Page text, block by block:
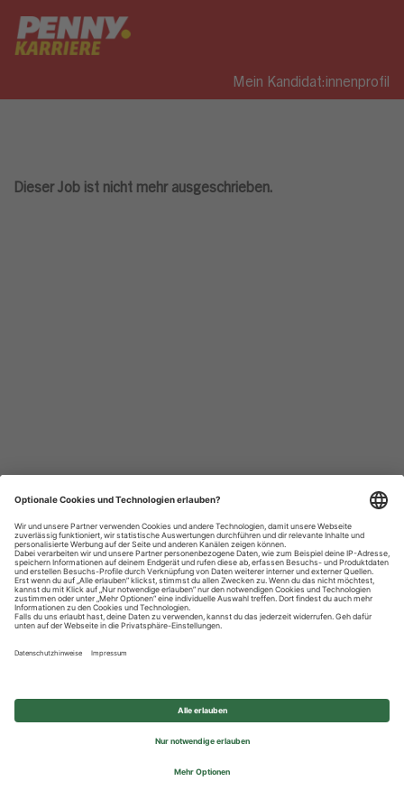
Mein Kandidat:innenprofil
Dieser Job ist nicht mehr ausgeschrieben.
Datenschutzhinweise
Impressum
Privatsphäre-Einstellungen
© 2026 REWE Group - All rights reserved